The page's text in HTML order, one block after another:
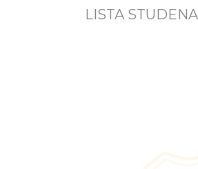
LISTA